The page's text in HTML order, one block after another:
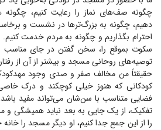
چگونه صف‌های نماز را رعایت کنیم، چگونه
دهیم، چگونه به بزرگ‌تر‌ها در نشست و
احترام بگذاریم و چگونه به مردم خدمت کنیم.
سکوت بموقع را، سخن گفتن در جای مناسب
توصیه‌های روحانی مسجد و بیشتر از آن از
حقیقتاً من مخالف صفر و صدی وجود
کودکانی که هنوز خیلی کوچکند و درک
فضایی متناسب با سن‌شان می‌تواند مفید
تفکیک، از یک جایی به بعد نباید همیشگی و
را از این جمع جدا کنیم، او دیگر مسجد را